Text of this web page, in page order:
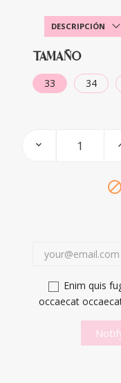
DESCRIPCIÓN
TAMAÑO
33 34

Enim quis
occaecat